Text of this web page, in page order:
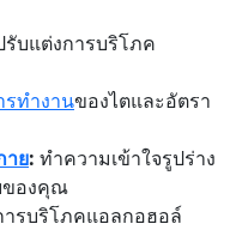
รับแต่งการบริโภค
รทำงานของไตและอัตรา
าย: ทำความเข้าใจรูปร่าง
ของคุณ
ารบริโภคแอลกอฮอล์